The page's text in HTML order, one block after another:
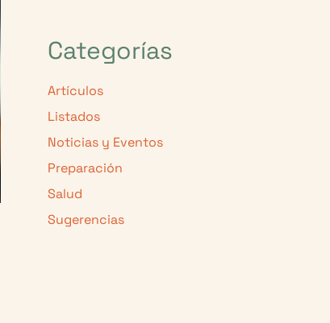
Categorías
Artículos
Listados
Noticias y Eventos
Preparación
Salud
Sugerencias